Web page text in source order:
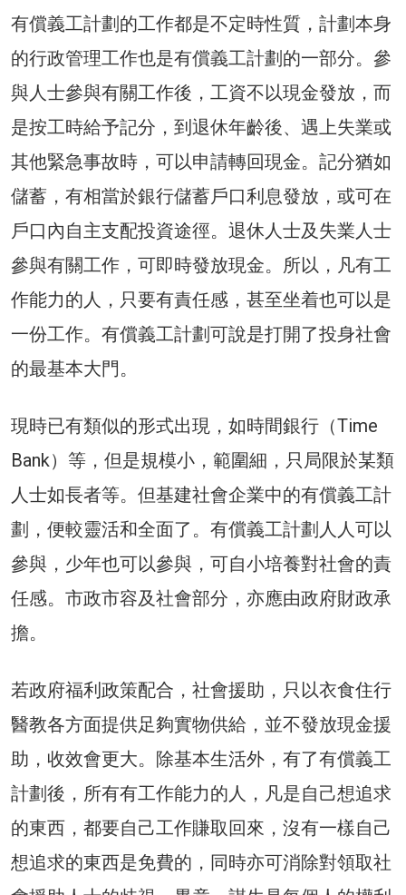
有償義工計劃的工作都是不定時性質，計劃本身
的行政管理工作也是有償義工計劃的一部分。參
與人士參與有關工作後，工資不以現金發放，而
是按工時給予記分，到退休年齡後、遇上失業或
其他緊急事故時，可以申請轉回現金。記分猶如
儲蓄，有相當於銀行儲蓄戶口利息發放，或可在
戶口內自主支配投資途徑。退休人士及失業人士
參與有關工作，可即時發放現金。所以，凡有工
作能力的人，只要有責任感，甚至坐着也可以是
一份工作。有償義工計劃可說是打開了投身社會
的最基本大門。
現時已有類似的形式出現，如時間銀行（Time
Bank）等，但是規模小，範圍細，只局限於某類
人士如長者等。但基建社會企業中的有償義工計
劃，便較靈活和全面了。有償義工計劃人人可以
參與，少年也可以參與，可自小培養對社會的責
任感。市政市容及社會部分，亦應由政府財政承
擔。
若政府福利政策配合，社會援助，只以衣食住行
醫教各方面提供足夠實物供給，並不發放現金援
助，收效會更大。除基本生活外，有了有償義工
計劃後，所有有工作能力的人，凡是自己想追求
的東西，都要自己工作賺取回來，沒有一樣自己
想追求的東西是免費的，同時亦可消除對領取社